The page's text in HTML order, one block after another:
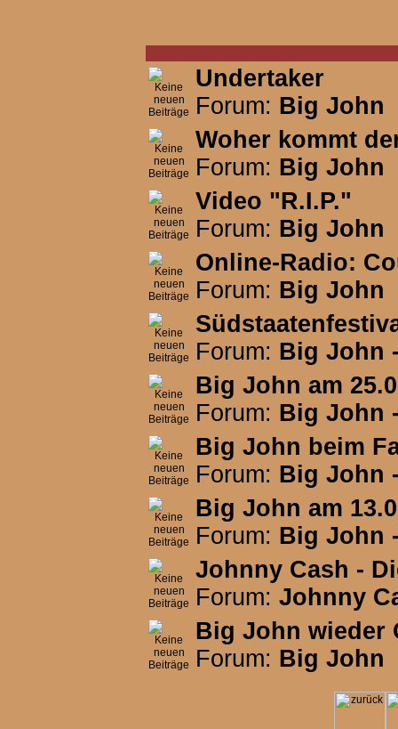
Undertaker
Forum: Big John
Woher kommt
Forum: Big John
Video "R.I.P."
Forum: Big John
Online-Radio:
Forum: Big John
Forum: Big John
Big John am
Forum: Big John
Big John beim
Forum: Big John
Big John am
Forum: Big John
Johnny Cash -
Forum: Johnny
Big John wieder
Forum: Big John